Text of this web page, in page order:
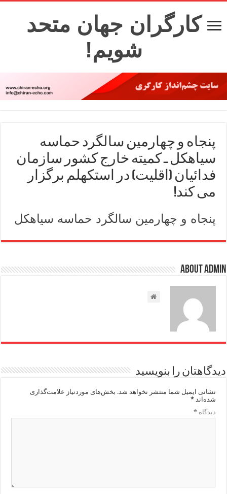
کارگران جهان متحد
شویم!
پنجاه و چهارمین سالگرد حماسه
سیاهکل ـ کمیته خارج کشور سازمان
فدائیان (اقلیت) در استکهلم برگزار
می کند!
پنجاه و چهارمین سالگرد حماسه سیاهکل
About admin
دیدگاهتان را بنویسید
نشانی ایمیل شما منتشر نخواهد شد. بخش‌های موردنیاز علامت‌گذاری
شده‌اند*
دیدگاه*